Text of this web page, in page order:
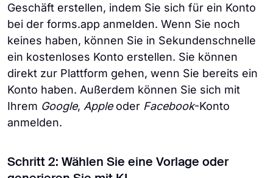
Geschäft erstellen, indem Sie sich für ein Konto
bei der forms.app anmelden. Wenn Sie noch
keines haben, können Sie in Sekundenschnelle
ein kostenloses Konto erstellen. Sie können
direkt zur Plattform gehen, wenn Sie bereits ein
Konto haben. Außerdem können Sie sich mit
Ihrem Google, Appleoder Facebook-Konto
anmelden.
Schritt 2: Wählen Sie eine Vorlage oder